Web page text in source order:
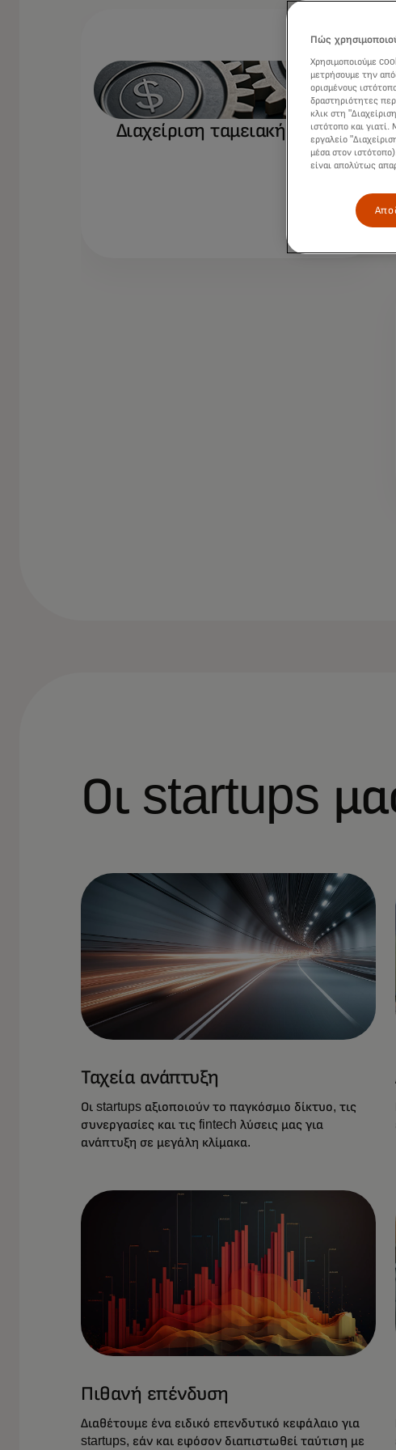
Διαχείριση ταμειακής ροής
Οι startups
Ταχεία ανάπτυξη
Οι startups αξιοποιούν το παγκόσμιο δίκτυο, τις
συνεργασίες και τις fintech λύσεις μας για
ανάπτυξη σε μεγάλη κλίμακα.
Πιθανή επένδυση
Διαθέτουμε ένα ειδικό επενδυτικό κεφάλαιο για
startups, εάν και εφόσον διαπιστωθεί ταύτιση με
Πώς
Χρησιμοποιούμε
μετρήσουμε την
ορισμένους
δραστηριότητες
κλικ στη
ιστότοπο και
εργαλείο
μέσα στον
είναι απολύτως